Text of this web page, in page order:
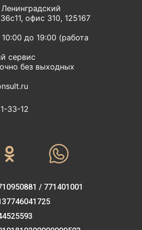
офис 310, 125167
до 19:00 (работа
сервис
без выходных
33-12‬‬
/ 771401001